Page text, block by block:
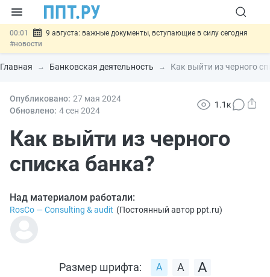
00:01
9 августа: важные документы, вступающие в силу сегодня
#новости
07.08 Подписан закон о блокировке продажи опасных товаров через
«Честный знак»#новости
07.08 Госпошлину за устранение ошибок в документах предлагают
отменить#новости
отношений
Главная Банковская деятельность Как выйти из черного
Опубликовано: 27 мая 2024
Обновлено: 4 сен 2024
1.1к
Как выйти из черного
списка банка?
Над материалом работали:
RosCo — Consulting & audit (Постоянный автор ppt.ru)
Размер шрифта: